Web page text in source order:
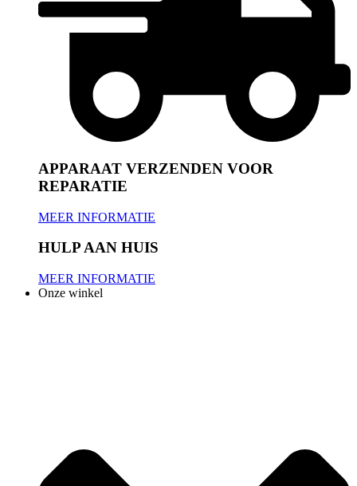
APPARAAT VERZENDEN VOOR
REPARATIE
MEER INFORMATIE
HULP AAN HUIS
MEER INFORMATIE
Onze winkel